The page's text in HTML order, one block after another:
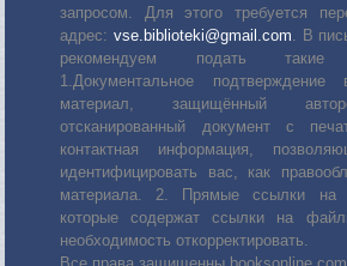
запросом. Для этого требуется
адрес: vse.biblioteki@gmail.com . В
рекомендуем подать
1.Документальное
материал, защищённый
отсканированный документ с
контактная информация,
идентифицировать вас, как
материала. 2. Прямые ссылки на
которые содержат ссылки на
необходимость откорректировать.
Все права защищенны